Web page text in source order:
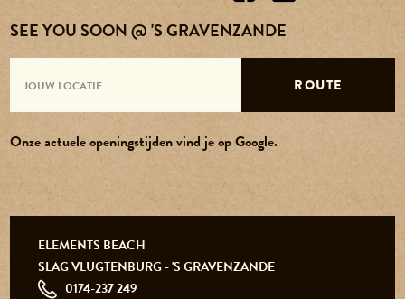
0174-237 249
info@elementsbeach.nl
SEE YOU SOON @ 'S GRAVENZANDE
ROUTE
Onze actuele openingstijden vind je op Google.
ELEMENTS BEACH
SLAG VLUGTENBURG - 'S GRAVENZANDE
0174-237 249